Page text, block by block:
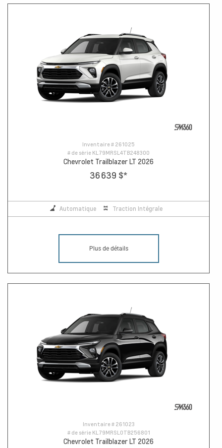
Inventaire # 261025
# de série KL79MRSL4TB248300
Chevrolet Trailblazer LT 2026
36 639 $*
Automatique Traction Intégrale
Plus de détails
Inventaire # 261023
# de série KL79MRSL0TB256801
Chevrolet Trailblazer LT 2026